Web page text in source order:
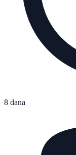
8 dana